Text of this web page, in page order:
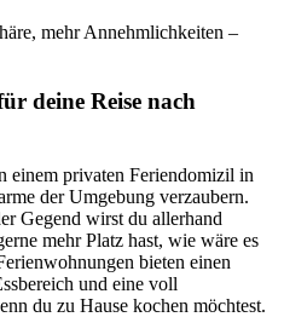
mehr Annehmlichkeiten –
deine Reise nach
einem privaten Feriendomizil in
der Umgebung verzaubern.
Gegend wirst du allerhand
mehr Platz hast, wie wäre es
bieten einen
und eine voll
du zu Hause kochen möchtest.